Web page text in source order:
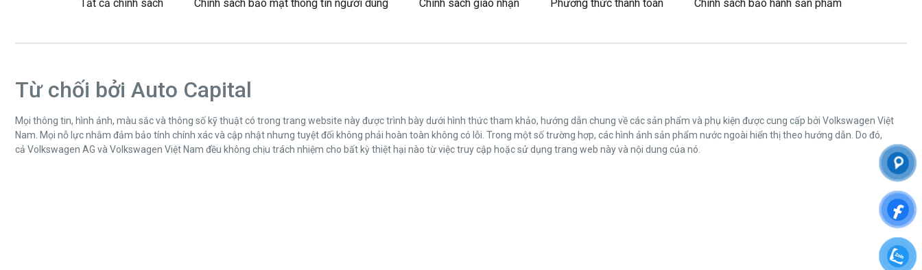
Tất cả chính sách Chính sách bảo mật thông tin người dùng Chính sách giao nhận Phương thức thanh toán Chính sách bảo hành sản phẩm
Từ chối bởi Auto Capital
Mọi thông tin, hình ảnh, màu sắc và thông số kỹ thuật có trong trang website này được trình bày dưới hình thức tham khảo, hướng dẫn chung về các sản phẩm và phụ kiện được cung cấp bởi Volkswagen Việt
Nam. Mọi nỗ lực nhằm đảm bảo tính chính xác và cập nhật nhưng tuyệt đối không phải hoàn toàn không có lỗi. Trong một số trường hợp, các hình ảnh sản phẩm nước ngoài hiển thị theo hướng dẫn. Do đó,
cả Volkswagen AG và Volkswagen Việt Nam đều không chịu trách nhiệm cho bất kỳ thiệt hại nào từ việc truy cập hoặc sử dụng trang web này và nội dung của nó.